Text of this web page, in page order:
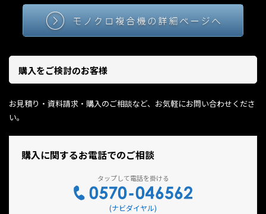
購入をご検討のお客様
お見積り・資料請求・購入のご相談など、お気軽にお問い合わせくださ
い。
購入に関するお電話でのご相談
(ナビダイヤル)